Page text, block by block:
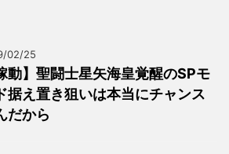
02/25
動】聖闘士星矢海皇覚醒のSPモ
据え置き狙いは本当にチャンス
だから